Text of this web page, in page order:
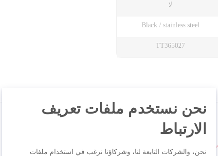
لا
Black / stainless steel
TT365027
نحن نستخدم ملفات تعريف
الارتباط
نحن، والشركات التابعة لنا، وشركاؤنا نرغب في استخدام ملفات